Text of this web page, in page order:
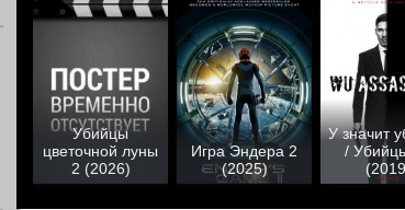
Убийцы
цветочной луны
2 (2026)
Игра Эндера 2
(2025)
У значит
/